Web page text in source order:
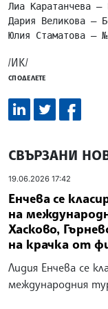
Лиа Каратанчева –
Дария Великова –
Юлия Стаматова –
/ИК/
СПОДЕЛЕТЕ
СВЪРЗАНИ
19.06.2026 17:42
Енчева се
на
Хасково,
на крачка от
Лидия Енчева се
международния